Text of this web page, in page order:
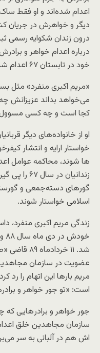
اعدام شده‌اند و او فقط
درون زندان شکوایه رسمی
درباره اعدام خواهر و
خود در تابستان ۶۷ اعدام شده‌اند، تحقیق کنند.
می‌خواهد بداند عزیزانش
کجا است و چه کسی مسوول
خواستار ارایه و انتشار
ها شوند، محاکمه عوامل
زندانیان
گورهای دسته‌جمعی و
اسلامی خواستار شوند.
زندگی مریم اکبری منفرد،
شد. ۱۱
مریم بارها این اتهام را رد
است: «تو جور خواهر و
جور خواهر و برادر‌هایی که
سازمان مجاهدین خلق
اش هم در آلبانی به سر